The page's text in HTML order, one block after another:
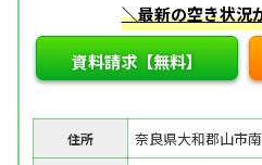
＼最新の空き状況
資料請求【無料】
住所 奈良県大和郡山市